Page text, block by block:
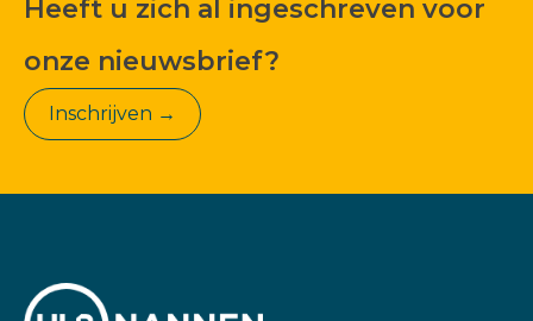
Heeft u zich al ingeschreven voor
onze nieuwsbrief?
Inschrijven →